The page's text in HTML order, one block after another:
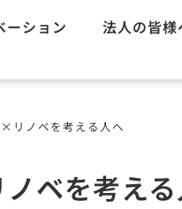
ーション 法人の皆様
リノベを考える人へ
ベを考え